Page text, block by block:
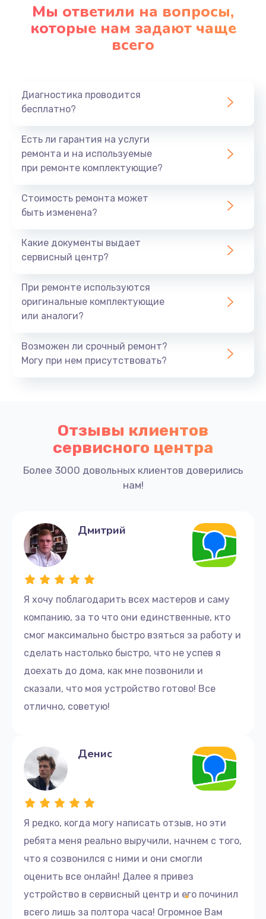
Серверы Asus могут столкнуться с рядом проблем,
включая:
износа или неправильной эксплуатации
как влага или удары
Регулярное техническое обслуживание и
предотвратить эти проблемы.
центра
техническому обслуживанию серверов Asus в
Нижнем Новгороде:
неисправностей
Замена поврежденных компонентов
Контактная информация
Если ваш сервер Asus нуждается в ремонте или
обслуживании, свяжитесь с нами по телефону +7
квалифицированные специалисты обеспечат
быстрое и качественное выполнение всех
необходимых работ.
Закажите ремонт серверов Asus в Нижнем
Новгороде и обеспечьте стабильную работу вашей
Мы ответили на вопросы,
которые нам задают чаще
всего
Диагностика проводится
бесплатно?
Есть ли гарантия на услуги
ремонта и на используемые
при ремонте комплектующие?
Стоимость ремонта может
быть изменена?
Какие документы выдает
сервисный центр?
При ремонте используются
оригинальные комплектующие
или аналоги?
Возможен ли срочный ремонт?
Могу при нем присутствовать?
Отзывы клиентов
сервисного центра
Более 3000 довольных клиентов доверились
нам!
Я хочу поблагодарить всех мастеров и саму
компанию, за то что они единственные, кто
смог максимально быстро взяться за работу и
сделать настолько быстро, что не успев я
доехать до дома, как мне позвонили и
сказали, что моя устройство готово! Все
отлично, советую!
Дмитрий
Я редко, когда могу написать отзыв, но эти
ребята меня реально выручили, начнем с того,
что я созвонился с ними и они смогли
оценить все онлайн! Далее я привез
устройство в сервисный центр и его починил
всего лишь за полтора часа! Огромное Вам
Денис